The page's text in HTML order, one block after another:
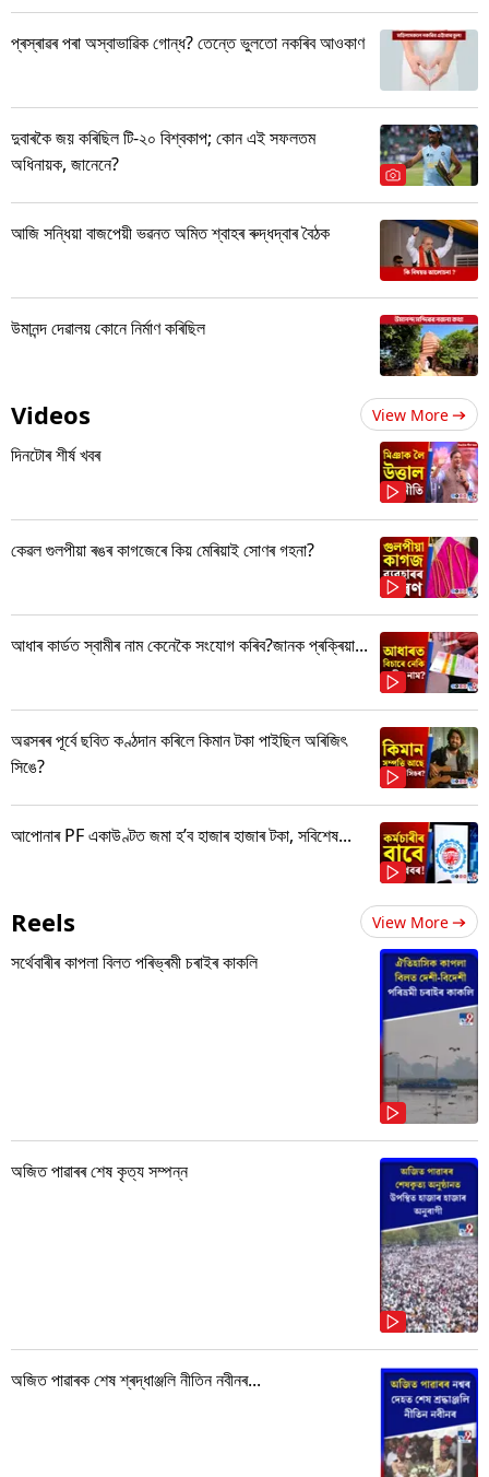
প্ৰস্ৰাৱৰ পৰা অস্বাভাৱিক গোন্ধ? তেন্তে ভুলতো নকৰিব আওকাণ
দুবাৰকৈ জয় কৰিছিল টি-২০ বিশ্বকাপ; কোন এই সফলতম
অধিনায়ক, জানেনে?
আজি সন্ধিয়া বাজপেয়ী ভৱনত অমিত শ্বাহৰ ৰুদ্ধদ্বাৰ বৈঠক
উমানন্দ দেৱালয় কোনে নিৰ্মাণ কৰিছিল
Videos View More
দিনটোৰ শীৰ্ষ খবৰ
কেৱল গুলপীয়া ৰঙৰ কাগজেৰে কিয় মেৰিয়াই সোণৰ গহনা?
আধাৰ কাৰ্ডত স্বামীৰ নাম কেনেকৈ সংযোগ কৰিব?জানক প্ৰক্ৰিয়া...
অৱসৰৰ পূৰ্বে ছবিত কণ্ঠদান কৰিলে কিমান টকা পাইছিল অৰিজিৎ
সিঙে?
আপোনাৰ PF একাউণ্টত জমা হ’ব হাজাৰ হাজাৰ টকা, সবিশেষ...
Reels View More
সৰ্থেবাৰীৰ কাপলা বিলত পৰিভ্ৰমী চৰাইৰ কাকলি
অজিত পাৱাৰৰ শেষ কৃত্য সম্পন্ন
অজিত পাৱাৰক শেষ শ্ৰদ্ধাঞ্জলি নীতিন নবীনৰ...